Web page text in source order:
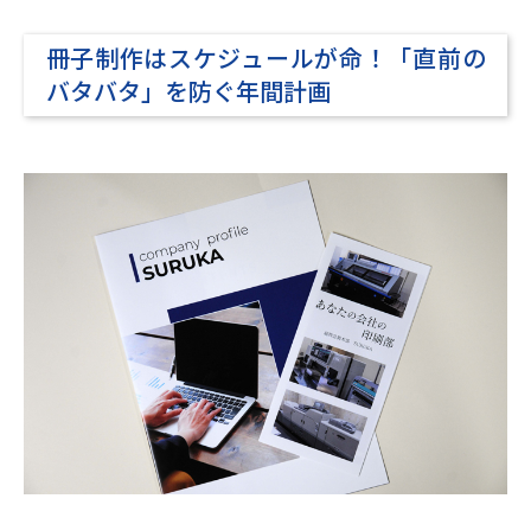
冊子制作はスケジュールが命！「直前の
バタバタ」を防ぐ年間計画